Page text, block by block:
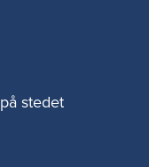
stedet